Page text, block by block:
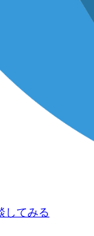
してみる